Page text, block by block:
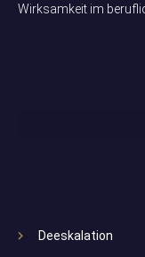
Wirksamkeit im
Deeskalation